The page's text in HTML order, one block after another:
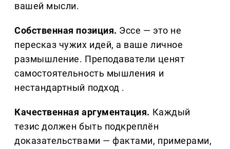
вашей мысли.
Собственная позиция. Эссе — это не
пересказ чужих идей, а ваше личное
размышление. Преподаватели ценят
самостоятельность мышления и
нестандартный подход .
Качественная аргументация. Каждый
тезис должен быть подкреплён
доказательствами — фактами, примерами,